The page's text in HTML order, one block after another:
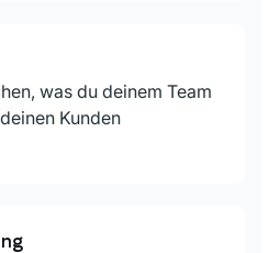
was du deinem Team
Kunden